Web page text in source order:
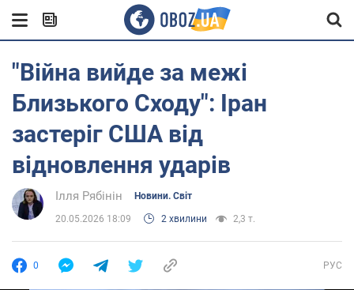
"Війна вийде за межі
Близького Сходу": Іран
застеріг США від
відновлення ударів
Ілля Рябінін Новини. Світ
20.05.2026 18:09 2 хвилини 2,3 т.
0 РУС